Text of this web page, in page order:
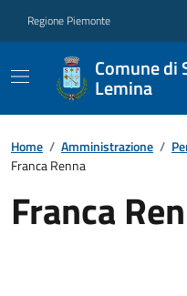
Regione Piemonte
Comune di
Lemina
Home / Amministrazione /
Franca Renna
Franca